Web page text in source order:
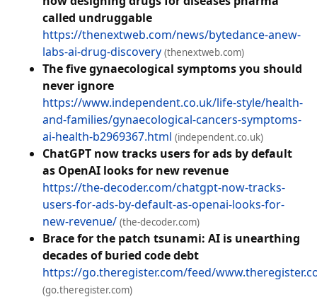
called undruggable
https://thenextweb.com/news/bytedance-anew-
labs-ai-drug-discovery (thenextweb.com)
The five gynaecological symptoms you should
never ignore
https://www.independent.co.uk/life-style/health-
and-families/gynaecological-cancers-symptoms-
ai-health-b2969367.html (independent.co.uk)
ChatGPT now tracks users for ads by default
as OpenAI looks for new revenue
https://the-decoder.com/chatgpt-now-tracks-
users-for-ads-by-default-as-openai-looks-for-
new-revenue/ (the-decoder.com)
Brace for the patch tsunami: AI is unearthing
decades of buried code debt
https://go.theregister.com/feed/
(go.theregister.com)